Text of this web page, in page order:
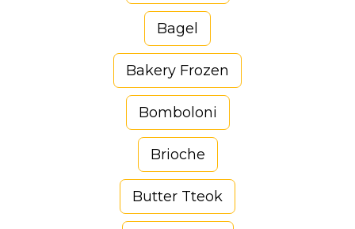
Bagel
Bakery Frozen
Bomboloni
Brioche
Butter Tteok